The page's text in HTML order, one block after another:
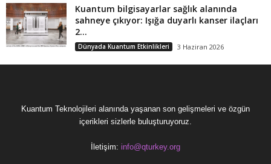
Kuantum bilgisayarlar sağlık alanında
sahneye çıkıyor: Işığa duyarlı kanser ilaçları
2...
Dünyada Kuantum Etkinlikleri 3 Haziran 2026
Kuantum Teknolojileri alanında yaşanan son gelişmeleri ve özgün
içerikleri sizlerle buluşturuyoruz.
İletişim: info@qturkey.org